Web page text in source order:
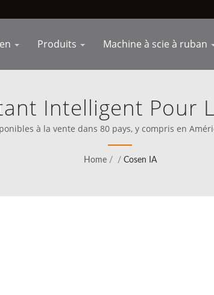
Produits Machine à scie à ruban
Intelligent Pour
Une Fabrication
à la vente dans 80 pays, y compris en
sa mission de rivaliser directement avec les
Home / / Cosen IA